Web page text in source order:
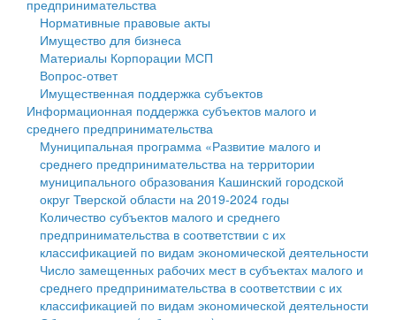
Государственные услуги
Промышленность и АПК
Экономика и бизнес
...
Символика
Устав
Гостям округа
Туризм
Культура
Образование
Здравоохранение
Социальная защита
Фотоальбом
муниципального округа Тверской области
Администрация Кашинского муниципального округа
Тверской области
Управление сельскими территориями
Открытые данные
Работа с обращениями граждан
Муниципальный контроль
Муниципальные услуги
Проекты административных регламентов
Финансовое управление
Бюджет для граждан
Имущество
Выявление правообладателей ранее учтенных
объектов недвижимости
Имущественная поддержка субъектов малого и
среднего предпринимательства
Информационная поддержка субъектов малого и
среднего предпринимательства
предпринимательства
Нормативные правовые акты
Имущество для бизнеса
Материалы Корпорации МСП
Вопрос-ответ
Имущественная поддержка субъектов
Информационная поддержка субъектов малого и
среднего предпринимательства
Муниципальная программа «Развитие малого и
среднего предпринимательства на территории
муниципального образования Кашинский городской
округ Тверской области на 2019-2024 годы
Количество субъектов малого и среднего
предпринимательства в соответствии с их
классификацией по видам экономической деятельности
Число замещенных рабочих мест в субъектах малого и
среднего предпринимательства в соответствии с их
классификацией по видам экономической деятельности